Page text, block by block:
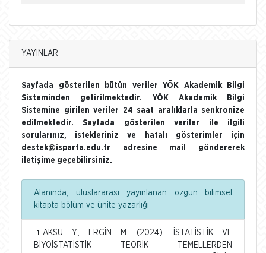
YAYINLAR
Sayfada gösterilen bütün veriler YÖK Akademik Bilgi
Sisteminden getirilmektedir. YÖK Akademik Bilgi
Sistemine girilen veriler 24 saat aralıklarla senkronize
edilmektedir. Sayfada gösterilen veriler ile ilgili
sorularınız, istekleriniz ve hatalı gösterimler için
destek@isparta.edu.tr adresine mail göndererek
iletişime geçebilirsiniz.
Alanında, uluslararası yayınlanan özgün bilimsel
kitapta bölüm ve ünite yazarlığı
1
AKSU Y., ERGİN M. (2024). İSTATİSTİK VE
BİYOİSTATİSTİK TEORİK TEMELLERDEN